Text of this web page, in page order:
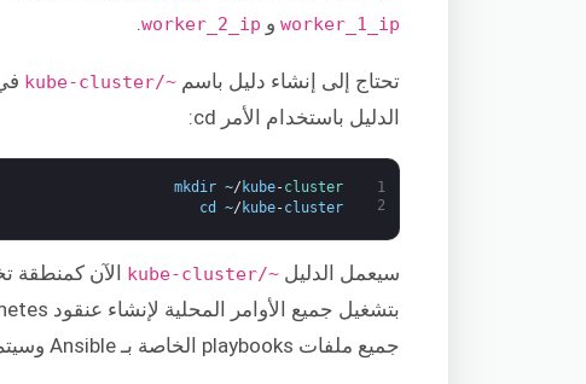
worker_1_ip و worker_2_ip
تحتاج إلى إنشاء دليل باسم~/kube-cluster
الدليل باستخدام الأمر cd:
1
2
mkdir ~/ kube-cluster
cd
~/ kube-cluster
سيعمل الدليل~/kube-cluster
الآن كمنطقة
جميع ملفات playbooks الخاصة بـ Ansible وسيتم استخدامه لبقية هذا البرنامج التعليمي.